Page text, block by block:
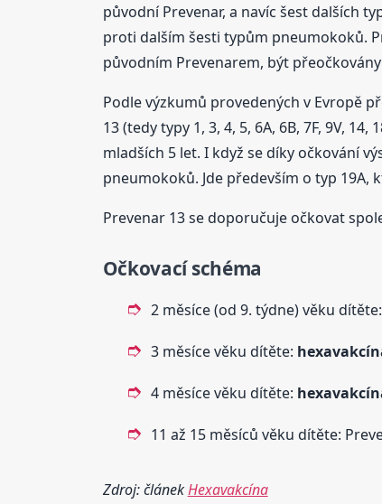
původní Prevenar, a navíc šest dalších
proti dalším šesti typům pneumokoků.
původním Prevenarem, být
Podle výzkumů provedených v Evropě
13 (tedy typy 1, 3, 4, 5, 6A, 6B, 7F, 9V,
mladších 5 let. I když se díky očkování
pneumokoků. Jde především o typ
Prevenar 13 se doporučuje očkovat
Očkovací schéma
2 měsíce (od 9. týdne) věku dítěte:
3 měsíce věku dítěte:
4 měsíce věku dítěte:
11 až 15 měsíců věku dítěte:
Zdroj: článekHexavakcína